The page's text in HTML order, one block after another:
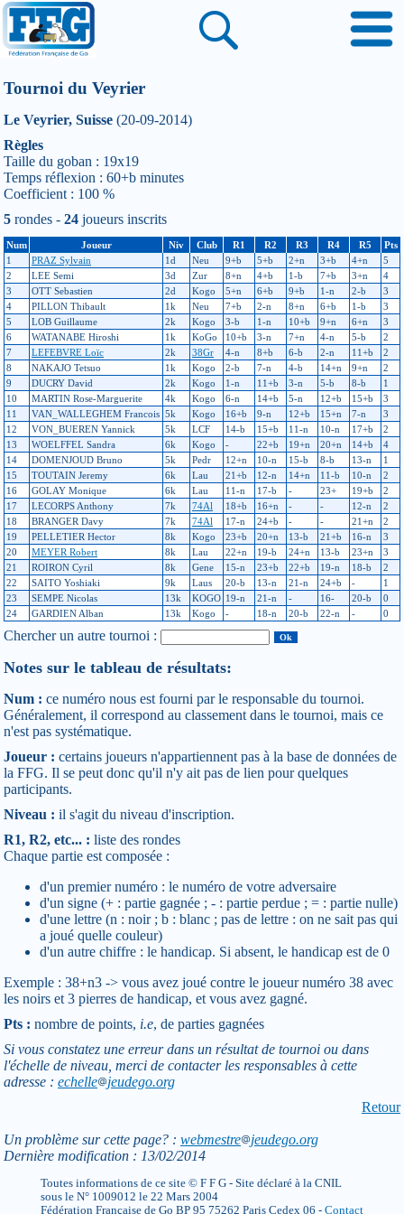
Tournoi du Veyrier
Le Veyrier, Suisse (20-09-2014)
Règles
Taille du goban : 19x19
Temps réflexion : 60+b minutes
Coefficient : 100 %
5 rondes - 24 joueurs inscrits
Num Joueur Niv Club R1 R2 R3 R4 R5
Pts
1
PRAZ Sylvain 1d Neu 9+b 5+b 2+n 3+b 4+n
5
2
LEE Semi 3d Zur 8+n 4+b 1-b 7+b 3+n
4
3
OTT Sebastien 2d Kogo 5+n 6+b 9+b 1-n 2-b
3
4
PILLON Thibault 1k Neu 7+b 2-n 8+n 6+b 1-b
3
5
LOB Guillaume 2k Kogo 3-b 1-n 10+b 9+n 6+n
3
6
WATANABE Hiroshi 1k KoGo 10+b 3-n 7+n 4-n 5-b
2
7
LEFEBVRE Loïc 2k 38Gr 4-n 8+b 6-b 2-n 11+b
2
8
NAKAJO Tetsuo 1k Kogo 2-b 7-n 4-b 14+n 9+n
2
9
DUCRY David 2k Kogo 1-n 11+b 3-n 5-b 8-b
1
10
MARTIN Rose-Marguerite 4k Kogo 6-n 14+b 5-n 12+b 15+b
3
11
VAN_WALLEGHEM Francois 5k Kogo 16+b 9-n 12+b 15+n 7-n
3
12
VON_BUEREN Yannick 5k LCF 14-b 15+b 11-n 10-n 17+b
2
13
WOELFFEL Sandra 6k Kogo - 22+b 19+n 20+n 14+b
4
14
DOMENJOUD Bruno 5k Pedr 12+n 10-n 15-b 8-b 13-n
1
15
TOUTAIN Jeremy 6k Lau 21+b 12-n 14+n 11-b 10-n
2
16
GOLAY Monique 6k Lau 11-n 17-b - 23+ 19+b
2
17
LECORPS Anthony 7k 74Al 18+b 16+n - - 12-n
2
18
BRANGER Davy 7k 74Al 17-n 24+b - - 21+n
2
19
PELLETIER Hector 8k Kogo 23+b 20+n 13-b 21+b 16-n
3
20
MEYER Robert 8k Lau 22+n 19-b 24+n 13-b 23+n
3
21
ROIRON Cyril 8k Gene 15-n 23+b 22+b 19-n 18-b
2
22
SAITO Yoshiaki 9k Laus 20-b 13-n 21-n 24+b -
1
23
SEMPE Nicolas 13k KOGO 19-n 21-n - 16- 20-b
0
24
GARDIEN Alban 13k Kogo - 18-n 20-b 22-n - 0
Chercher un autre tournoi :
Notes sur le tableau de résultats:
Num : ce numéro nous est fourni par le responsable du tournoi.
Généralement, il correspond au classement dans le tournoi, mais ce
n'est pas systématique.
Joueur : certains joueurs n'appartiennent pas à la base de données de
la FFG. Il se peut donc qu'il n'y ait pas de lien pour quelques
participants.
Niveau : il s'agit du niveau d'inscription.
R1, R2, etc... : liste des rondes
Chaque partie est composée :
d'un premier numéro : le numéro de votre adversaire
d'un signe (+ : partie gagnée ; - : partie perdue ; = : partie nulle)
d'une lettre (n : noir ; b : blanc ; pas de lettre : on ne sait pas qui
a joué quelle couleur)
d'un autre chiffre : le handicap. Si absent, le handicap est de 0
Exemple : 38+n3 -> vous avez joué contre le joueur numéro 38 avec
les noirs et 3 pierres de handicap, et vous avez gagné.
Pts : nombre de points, i.e, de parties gagnées
Si vous constatez une erreur dans un résultat de tournoi ou dans
l'échelle de niveau, merci de contacter les responsables à cette
adresse : echelle
jeudego.org
Retour
Un problème sur cette page? : webmestre
jeudego.org
Dernière modification : 13/02/2014
Toutes informations de ce site © F F G - Site déclaré à la CNIL
sous le N° 1009012 le 22 Mars 2004
Fédération Française de Go BP 95 75262 Paris Cedex 06 - Contact